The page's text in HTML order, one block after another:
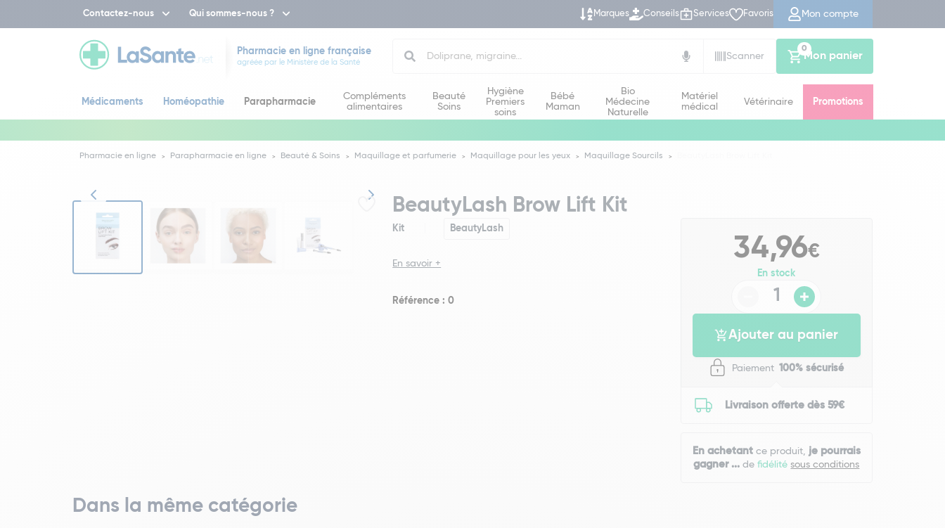
Contactez-nous Qui sommes-nous ? Marques Conseils Services Favoris Mon compte
Pharmacie en ligne française
agréée par le Ministère de la Santé
Scanner
Mon panier
0
Médicaments Homéopathie Parapharmacie
Compléments
alimentaires
Beauté
Soins
Hygiène
Premiers
soins
Bébé
Maman
Bio
Médecine
Naturelle
Matériel
médical
Vétérinaire Promotions
Pharmacie en ligne Parapharmacie en ligne Beauté & Soins Maquillage et parfumerie Maquillage pour les yeux Maquillage Sourcils
BeautyLash Brow Lift Kit
Kit BeautyLash
En savoir +
Référence : 0
34,96€
En stock
Ajouter au panier
Paiement 100% sécurisé
Livraison offerte dès 59€
En achetantce produit, je pourrais
gagner ... defidélitésous conditions
Dans la même catégorie